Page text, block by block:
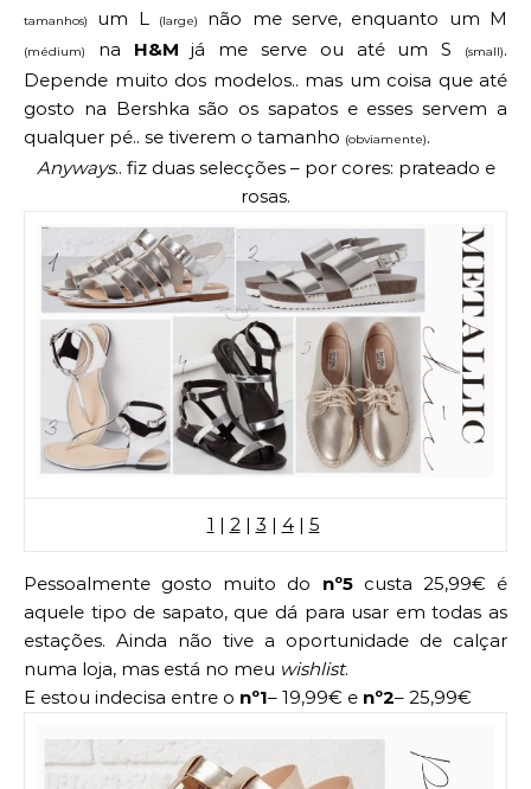
tamanhos)
um L (large) não me serve, enquanto um M
(médium) na H&M já me serve ou até um S (small).
Depende muito dos modelos.. mas um coisa que até
gosto na Bershka são os sapatos e esses servem a
qualquer pé.. se tiverem o tamanho (obviamente).
Anyways.. fiz duas selecções – por cores: prateado e
rosas.
1 | 2| 3 | 4| 5
Pessoalmente gosto muito do nº5custa 25,99€ é
aquele tipo de sapato, que dá para usar em todas as
estações. Ainda não tive a oportunidade de calçar
numa loja, mas está no meu wishlist.
E estou indecisa entre o nº1– 19,99€ e nº2– 25,99€